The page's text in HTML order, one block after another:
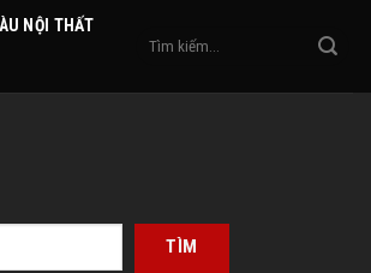
NỘI THẤT
Tìm
TÌM